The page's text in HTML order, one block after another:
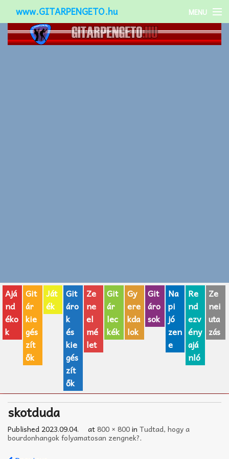
www.GITARPENGETO.hu MENU
Népszerű-
AJÁNDÉK ÖTLETEK
Vicces
GITÁR MÁRKÁK
TOP100 nóta
Zeneiskolák
Zeneszerzés alapjai
Ajá
nd
éko
k
Git
ár
kie
gés
zít
ők
Ját
ék
Git
áro
k
és
kie
gés
zít
ők
Ze
ne
el
mé
let
Git
ár
lec
kék
Gy
ere
kda
lok
Git
áro
sok
Na
pi
jó
zen
e
Re
nd
ezv
ény
ajá
nló
Ze
nei
uta
zás
skotduda
Published 2023.09.04. at800 × 800in Tudtad, hogy a
bourdonhangok folyamatosan zengnek?.